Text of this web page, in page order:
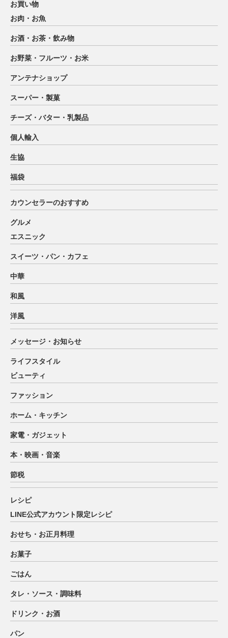
お買い物
お肉・お魚
お酒・お茶・飲み物
お野菜・フルーツ・お米
アンテナショップ
スーパー・製菓
チーズ・バター・乳製品
個人輸入
生協
福袋
カウンセラーのおすすめ
グルメ
エスニック
スイーツ・パン・カフェ
中華
和風
洋風
メッセージ・お知らせ
ライフスタイル
ビューティ
ファッション
ホーム・キッチン
家電・ガジェット
本・映画・音楽
節税
レシピ
LINE公式アカウント限定レシピ
おせち・お正月料理
お菓子
ごはん
タレ・ソース・調味料
ドリンク・お酒
パン